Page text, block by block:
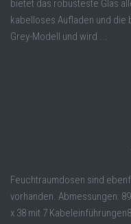
bietet das robusteste Glas
kabelloses Aufladen und die
Grey-Modell und wird ...
Feuchtraumdosen sind
vorhanden. Abmessungen:
x 38 mit 7